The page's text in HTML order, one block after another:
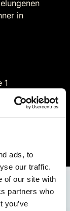
ads, to
our traffic.
of our site with
partners who
you’ve
in
1